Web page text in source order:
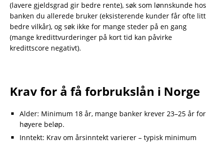
(lavere gjeldsgrad gir bedre rente), søk som lønnskunde hos
banken du allerede bruker (eksisterende kunder får ofte litt
bedre vilkår), og søk ikke for mange steder på en gang
(mange kredittvurderinger på kort tid kan påvirke
kredittscore negativt).
Krav for å få forbrukslån i Norge
Alder: Minimum 18 år, mange banker krever 23–25 år for
høyere beløp.
Inntekt: Krav om årsinntekt varierer – typisk minimum